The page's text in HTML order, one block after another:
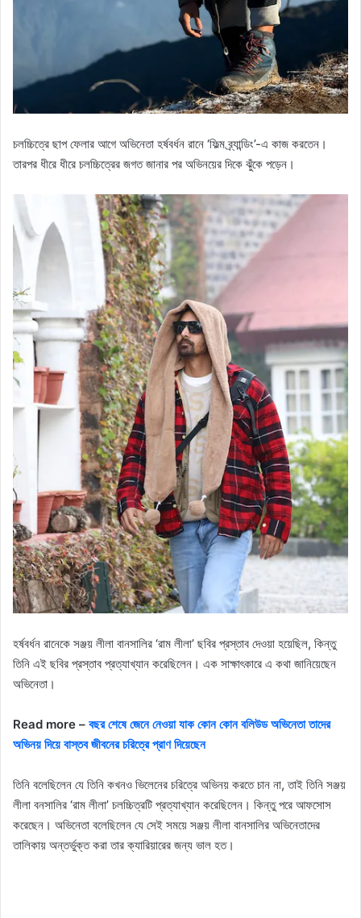
চলচ্চিত্রে ছাপ ফেলার আগে অভিনেতা হর্ষবর্ধন রানে ‘ফিল্ম ব্র্যান্ডিং’-এ কাজ করতেন।
তারপর ধীরে ধীরে চলচ্চিত্রের জগত জানার পর অভিনয়ের দিকে ঝুঁকে পড়েন।
হর্ষবর্ধন রানেকে সঞ্জয় লীলা বানসালির ‘রাম লীলা’ ছবির প্রস্তাব দেওয়া হয়েছিল, কিন্তু
তিনি এই ছবির প্রস্তাব প্রত্যাখ্যান করেছিলেন। এক সাক্ষাৎকারে এ কথা জানিয়েছেন
অভিনেতা।
Read more – বছর শেষে জেনে নেওয়া যাক কোন কোন বলিউড অভিনেতা তাদের
অভিনয় দিয়ে বাস্তব জীবনের চরিত্রে প্রাণ দিয়েছেন
তিনি বলেছিলেন যে তিনি কখনও ভিলেনের চরিত্রে অভিনয় করতে চান না, তাই তিনি সঞ্জয়
লীলা বনসালির ‘রাম লীলা’ চলচ্চিত্রটি প্রত্যাখ্যান করেছিলেন। কিন্তু পরে আফসোস
করেছেন। অভিনেতা বলেছিলেন যে সেই সময়ে সঞ্জয় লীলা বানসালির অভিনেতাদের
তালিকায় অন্তর্ভুক্ত করা তার ক্যারিয়ারের জন্য ভাল হত।